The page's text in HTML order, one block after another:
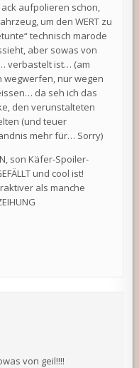
aufpolieren schon,
um den WERT zu
technisch marode
aber sowas von
verbastelt ist… (am
wegwerfen, nur wegen
da seh ich das
den verunstalteten
(und teuer
mehr für… Sorry)
son Käfer-Spoiler-
und cool ist!
als manche
von geil!!!!